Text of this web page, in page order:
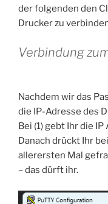
der folgenden den
Drucker zu
Verbindung
Nachdem wir das
die IP-Adresse des
Bei (1) gebt Ihr die
Danach drückt Ihr
allerersten Mal
– das dürft ihr.